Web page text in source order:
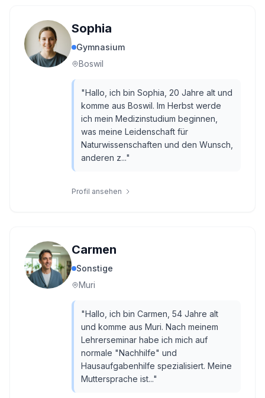
Sophia
Gymnasium
Boswil
"Hallo, ich bin Sophia, 20 Jahre alt und
komme aus Boswil. Im Herbst werde
ich mein Medizinstudium beginnen,
was meine Leidenschaft für
Naturwissenschaften und den Wunsch,
anderen z..."
Profil ansehen
Carmen
Sonstige
Muri
"Hallo, ich bin Carmen, 54 Jahre alt
und komme aus Muri. Nach meinem
Lehrerseminar habe ich mich auf
normale "Nachhilfe" und
Hausaufgabenhilfe spezialisiert. Meine
Muttersprache ist..."